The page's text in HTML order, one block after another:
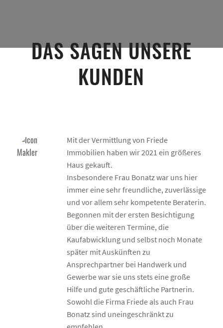
DAS SAGEN UNSERE
KUNDEN
Mit der Vermittlung von Friede
Immobilien haben wir 2021 ein größeres
Haus gekauft.
Insbesondere Frau Bonatz war uns hier
immer eine sehr freundliche, zuverlässige
und vor allem sehr kompetente Beraterin.
Begonnen mit der ersten Besichtigung
über die weiteren Termine, die
Kaufabwicklung und selbst noch Monate
später mit Auskünften zu
Ansprechpartner bei Handwerk und
Gewerbe war sie uns stets eine große
Hilfe und gute geschäftliche Partnerin.
Sowohl die Firma Friede als auch Frau
Bonatz sind uneingeschränkt zu